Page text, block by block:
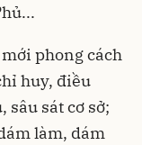
phong cách
huy, điều
sâu sát cơ sở;
làm, dám